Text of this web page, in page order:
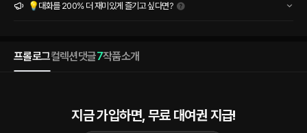
💡대화를 200% 더 재미있게 즐기고 싶다면?
프롤로그컬렉션댓글7작품소개
지금 가입하면, 무료 대여권 지급!